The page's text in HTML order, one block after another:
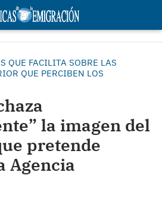
QUE FACILITA SOBRE LAS
QUE PERCIBEN LOS
la imagen del
pretende
Agencia